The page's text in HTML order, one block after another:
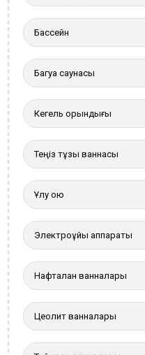
Бассейн
Багуа саунасы
Кегель орындығы
Теңіз тұзы ваннасы
Ұлу қою
Электроұйқы аппараты
Нафталан ванналары
Цеолит ванналары